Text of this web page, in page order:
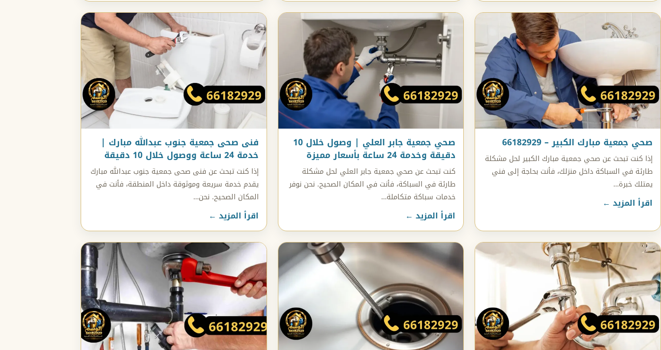
صحي جمعية مبارك الكبير – 66182929
إذا كنت تبحث عن صحي جمعية مبارك الكبير لحل مشكلة
طارئة في السباكة داخل منزلك، فأنت بحاجة إلى فني
يمتلك خبرة…
اقرأ المزيد ←
صحي جمعية جابر العلي | وصول خلال 10
دقيقة وخدمة 24 ساعة بأسعار مميزة
كنت تبحث عن صحي جمعية جابر العلي لحل مشكلة
طارئة في السباكة، فأنت في المكان الصحيح. نحن نوفر
خدمات سباكة متكاملة…
اقرأ المزيد ←
فنى صحى جمعية جنوب عبدالله مبارك |
خدمة 24 ساعة ووصول خلال 10 دقيقة
إذا كنت تبحث عن فنى صحى جمعية جنوب عبدالله مبارك
يقدم خدمة سريعة وموثوقة داخل المنطقة، فأنت في
المكان الصحيح. نحن…
اقرأ المزيد ←